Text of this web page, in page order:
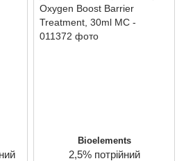
Bioelements
2,5% потрійний